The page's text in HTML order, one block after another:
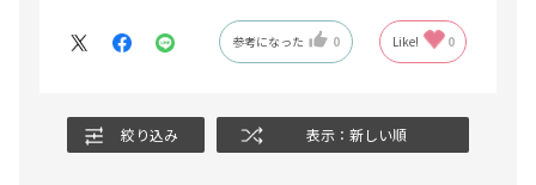
参考になった 0 Like! 0
絞り込み 表示：新しい順